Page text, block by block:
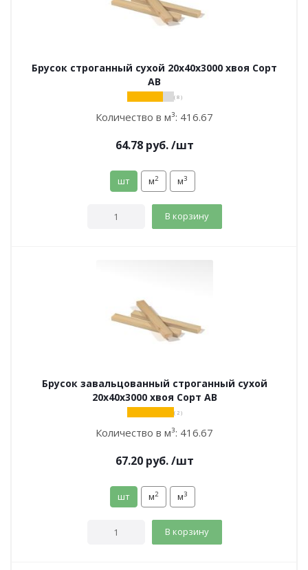
Брусок строганный сухой 20х40х3000 хвоя Сорт
АВ
( 8 )
Количество в м³: 416.67
64.78руб. /шт
шт м2 м3
В корзину
Брусок завальцованный строганный сухой
20х40х3000 хвоя Сорт АВ
( 2 )
Количество в м³: 416.67
67.20руб. /шт
шт м2 м3
В корзину